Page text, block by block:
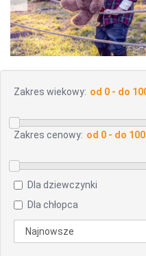
Zakres wiekowy:
Zakres cenowy:
Dla dziewczynki
Dla chłopca